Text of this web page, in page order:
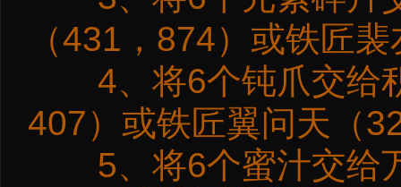
（431，874）或铁匠
4、将6个钝爪交给
407）或铁匠翼问天（
5、将6个蜜汁交给